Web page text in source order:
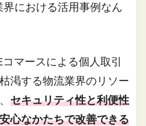
における活用事例なん
マースによる個人取引
渇する物流業界のリソー
セキュリティ性と利便性
心なかたちで改善できる